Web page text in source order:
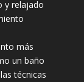
y relajado
más
un baño
técnicas